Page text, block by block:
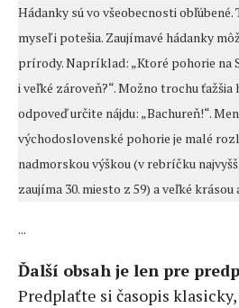
Hádanky sú vo všeobecnosti obľúbené.
myseľ i potešia. Zaujímavé hádanky
prírody. Napríklad: „Ktoré pohorie na
i veľké zároveň?“. Možno trochu
odpoveď určite nájdu: „Bachureň!“.
východoslovenské pohorie je malé
nadmorskou výškou (v rebríčku
zaujíma 30. miesto z 59) a veľké krásou
...
Ďalší obsah je len pre
Predplaťte si časopis